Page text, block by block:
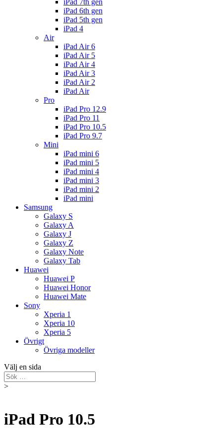
iPad 7th gen
iPad 6th gen
iPad 5th gen
iPad 4
Air
iPad Air 6
iPad Air 5
iPad Air 4
iPad Air 3
iPad Air 2
iPad Air
Pro
iPad Pro 12.9
iPad Pro 11
iPad Pro 10.5
iPad Pro 9.7
Mini
iPad mini 6
iPad mini 5
iPad mini 4
iPad mini 3
iPad mini 2
iPad mini
Samsung
Galaxy S
Galaxy A
Galaxy J
Galaxy Z
Galaxy Note
Galaxy Tab
Huawei
Huawei P
Huawei Honor
Huawei Mate
Sony
Xperia 1
Xperia 10
Xperia 5
Övrigt
Övriga modeller
Välj en sida
>
iPad Pro 10.5